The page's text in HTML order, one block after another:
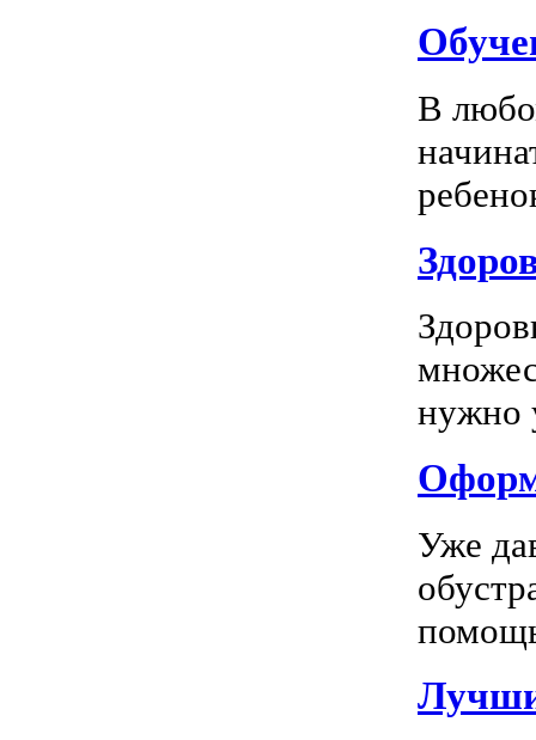
В
нужно
Уже